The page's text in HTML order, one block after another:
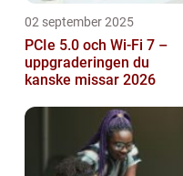
02 september 2025
PCIe 5.0 och Wi-Fi 7 –
uppgraderingen du
kanske missar 2026